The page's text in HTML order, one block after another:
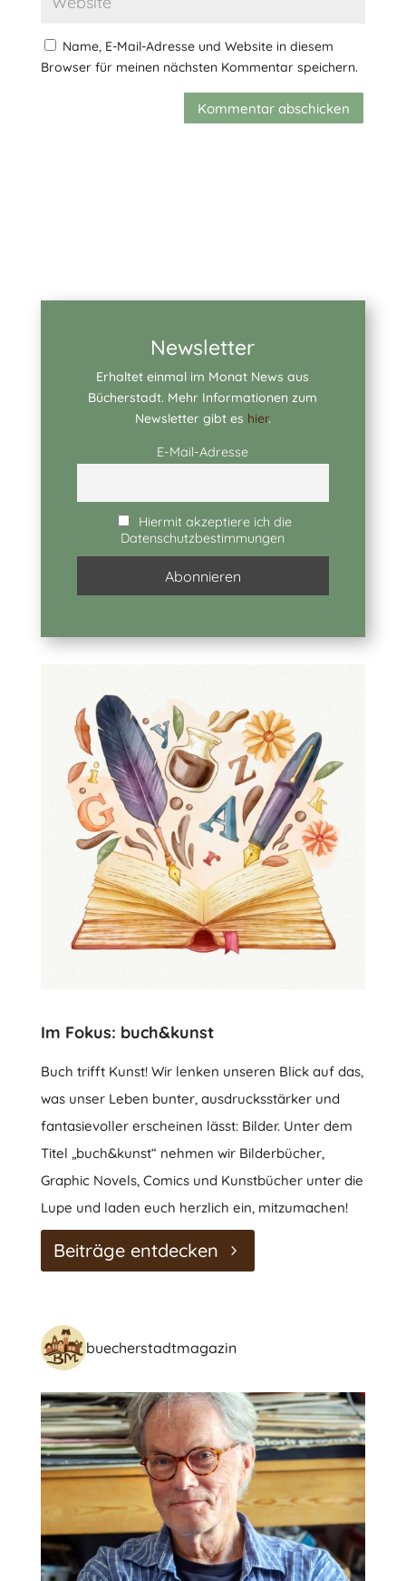
Name, E-Mail-Adresse und Website in diesem
Browser für meinen nächsten Kommentar speichern.
Kommentar abschicken
Newsletter
Erhaltet einmal im Monat News aus
Bücherstadt. Mehr Informationen zum
Newsletter gibt es hier.
E-Mail-Adresse
Hiermit akzeptiere ich die
Datenschutzbestimmungen
Im Fokus: buch&kunst
Buch trifft Kunst! Wir lenken unseren Blick auf das,
was unser Leben bunter, ausdrucksstärker und
fantasievoller erscheinen lässt: Bilder. Unter dem
Titel „buch&kunst“ nehmen wir Bilderbücher,
Graphic Novels, Comics und Kunstbücher unter die
Lupe und laden euch herzlich ein, mitzumachen!
Beiträge entdecken
buecherstadtmagazin